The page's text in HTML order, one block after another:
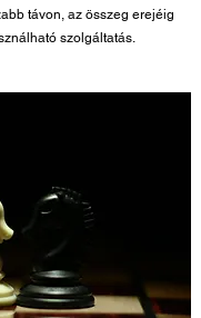
távon, az összeg erejéig
szolgáltatás.